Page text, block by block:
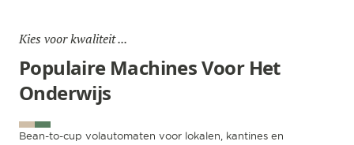
Kies voor kwaliteit ...
Populaire Machines Voor Het
Onderwijs
Bean-to-cup volautomaten voor lokalen, kantines en